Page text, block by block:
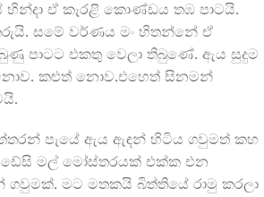
හින්දා ඒ කැරළි කොණ්ඩය තඹ පාටයි.
සමේ වර්ණය මං හිතන්නේ ඒ
පාටට එකතු වෙලා තිබුණේ. ඇය සුදුම
නොව. කළුත් නොව.එහෙත් සිනමන්
පැයේ ඇය ඇඳන් හිටිය ගවුමත් කහ
ඩේසි මල් මෝස්තරයක් එක්ක එන
ගවුමක්. මට මතකයි බිත්තියේ රාමු කරලා